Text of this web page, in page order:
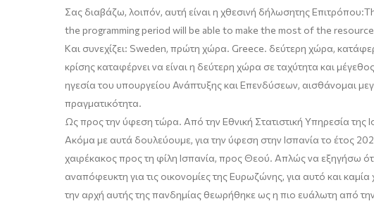
Σας διαβάζω, λοιπόν, αυτή είναι η χθεσινή δήλωσητηςΕπιτρόπου:
the programming period will be able to make the most of the
Και συνεχίζει: Sweden, πρώτη χώρα. Greece. δεύτερη χώρα,
κρίσης καταφέρνει να είναι η δεύτερη χώρα σε ταχύτητα και
ηγεσία του υπουργείου Ανάπτυξης και Επενδύσεων, αισθάνομαι
πραγματικότητα.
Ως προς την ύφεση τώρα. Από την Εθνική Στατιστική Υπηρεσία της
Ακόμα με αυτά δουλεύουμε, για την ύφεση στην Ισπανία το έτος
χαιρέκακος προς τη φίλη Ισπανία, προς Θεού. Απλώς να εξηγήσω
αναπόφευκτη για τις οικονομίες της Ευρωζώνης, για αυτό και
την αρχή αυτής της πανδημίας θεωρήθηκε ως η πιο ευάλωτη από